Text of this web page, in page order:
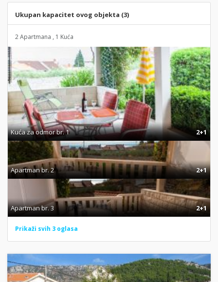
Ukupan kapacitet ovog objekta (3)
2 Apartmana , 1 Kuća
Kuća za odmor br. 1 2+1
Apartman br. 2 2+1
Apartman br. 3 2+1
Prikaži svih 3 oglasa